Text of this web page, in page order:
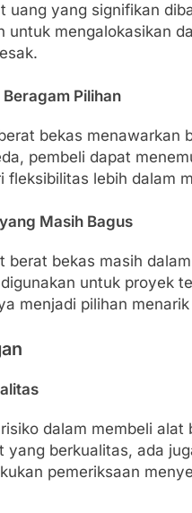
uang yang signifikan
untuk mengalokasikan
Beragam Pilihan
bekas menawarkan
pembeli dapat
fleksibilitas lebih dalam
Masih Bagus
berat bekas masih
untuk proyek
menjadi pilihan
dalam membeli
yang berkualitas, ada
pemeriksaan